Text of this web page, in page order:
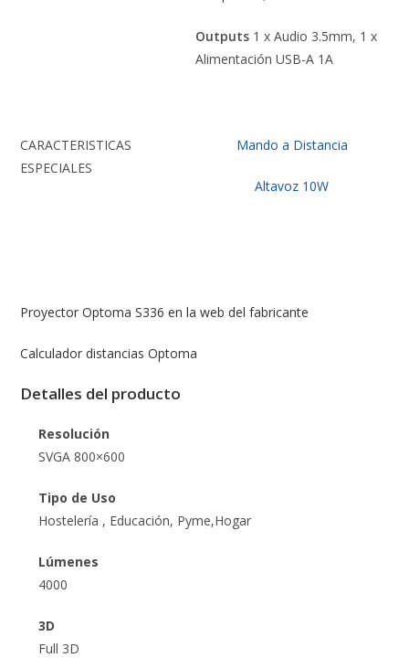
Outputs 1 x Audio 3.5mm, 1 x
Alimentación USB-A 1A
CARACTERISTICAS
ESPECIALES
Mando a Distancia
Altavoz 10W
Proyector Optoma S336 en la web del fabricante
Calculador distancias Optoma
Detalles del producto
Resolución
SVGA 800×600
Tipo de Uso
Hostelería , Educación, Pyme,Hogar
Lúmenes
4000
3D
Full 3D